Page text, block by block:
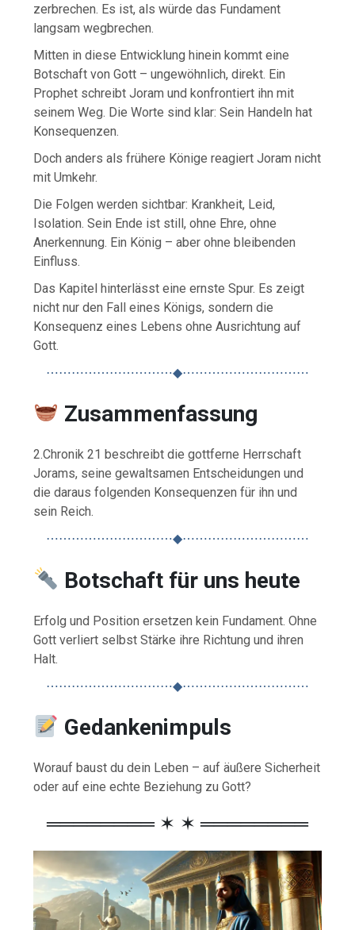
zerbrechen. Es ist, als würde das Fundament
langsam wegbrechen.
Mitten in diese Entwicklung hinein kommt eine
Botschaft von Gott – ungewöhnlich, direkt. Ein
Prophet schreibt Joram und konfrontiert ihn mit
seinem Weg. Die Worte sind klar: Sein Handeln hat
Konsequenzen.
Doch anders als frühere Könige reagiert Joram nicht
mit Umkehr.
Die Folgen werden sichtbar: Krankheit, Leid,
Isolation. Sein Ende ist still, ohne Ehre, ohne
Anerkennung. Ein König – aber ohne bleibenden
Einfluss.
Das Kapitel hinterlässt eine ernste Spur. Es zeigt
nicht nur den Fall eines Königs, sondern die
Konsequenz eines Lebens ohne Ausrichtung auf
Gott.
⋯⋯⋯⋯⋯⋯⋯⋯⋯⋯◆⋯⋯⋯⋯⋯⋯⋯⋯⋯⋯
Zusammenfassung
2.Chronik 21 beschreibt die gottferne Herrschaft
Jorams, seine gewaltsamen Entscheidungen und
die daraus folgenden Konsequenzen für ihn und
sein Reich.
⋯⋯⋯⋯⋯⋯⋯⋯⋯⋯◆⋯⋯⋯⋯⋯⋯⋯⋯⋯⋯
Botschaft für uns heute
Erfolg und Position ersetzen kein Fundament. Ohne
Gott verliert selbst Stärke ihre Richtung und ihren
Halt.
⋯⋯⋯⋯⋯⋯⋯⋯⋯⋯◆⋯⋯⋯⋯⋯⋯⋯⋯⋯⋯
Gedankenimpuls
Worauf baust du dein Leben – auf äußere Sicherheit
oder auf eine echte Beziehung zu Gott?
════════ ✶ ✶ ════════